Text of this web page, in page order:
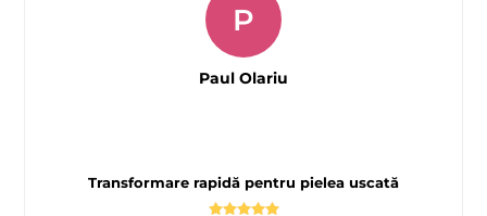
Transformare rapidă pentru pielea uscată
P
Paul Olariu